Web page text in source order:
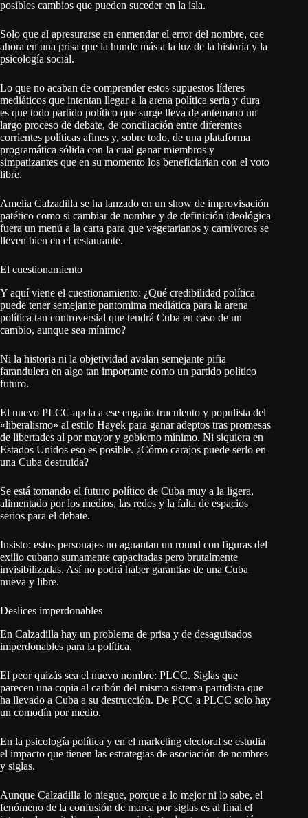
posibles cambios que pueden suceder en la isla.
Solo que al apresurarse en enmendar el error del nombre, cae
ahora en una prisa que la hunde más a la luz de la historia y la
psicología social.
Lo que no acaban de comprender estos supuestos líderes
mediáticos que intentan llegar a la arena política seria y dura
es que todo partido político que surge lleva de antemano un
largo proceso de debate, de conciliación entre diferentes
corrientes políticas afines y, sobre todo, de una plataforma
programática sólida con la cual ganar miembros y
simpatizantes que en su momento los beneficiarían con el voto
libre.
Amelia Calzadilla se ha lanzado en un show de improvisación
patético como si cambiar de nombre y de definición ideológica
fuera un menú a la carta para que vegetarianos y carnívoros se
lleven bien en el restaurante.
El cuestionamiento
Y aquí viene el cuestionamiento: ¿Qué credibilidad política
puede tener semejante pantomima mediática para la arena
política tan controversial que tendrá Cuba en caso de un
cambio, aunque sea mínimo?
Ni la historia ni la objetividad avalan semejante pifia
farandulera en algo tan importante como un partido político
futuro.
El nuevo PLCC apela a ese engaño truculento y populista del
«liberalismo» al estilo Hayek para ganar adeptos tras promesas
de libertades al por mayor y gobierno mínimo. Ni siquiera en
Estados Unidos eso es posible. ¿Cómo carajos puede serlo en
una Cuba destruida?
Se está tomando el futuro político de Cuba muy a la ligera,
alimentado por los medios, las redes y la falta de espacios
serios para el debate.
Insisto: estos personajes no aguantan un round con figuras del
exilio cubano sumamente capacitadas pero brutalmente
invisibilizadas. Así no podrá haber garantías de una Cuba
nueva y libre.
Deslices imperdonables
En Calzadilla hay un problema de prisa y de desaguisados
imperdonables para la política.
El peor quizás sea el nuevo nombre: PLCC. Siglas que
parecen una copia al carbón del mismo sistema partidista que
ha llevado a Cuba a su destrucción. De PCC a PLCC solo hay
un comodín por medio.
En la psicología política y en el marketing electoral se estudia
el impacto que tienen las estrategias de asociación de nombres
y siglas.
Aunque Calzadilla lo niegue, porque a lo mejor ni lo sabe, el
fenómeno de la confusión de marca por siglas es al final el